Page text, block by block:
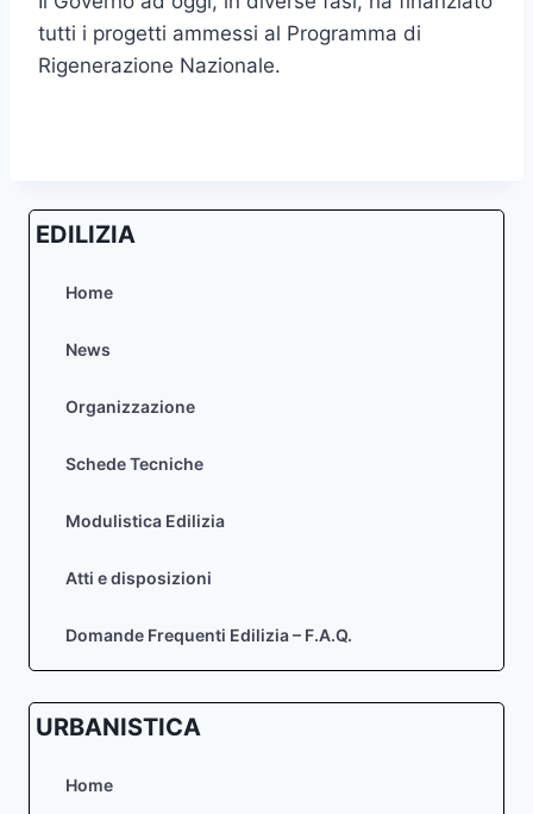
tutti i progetti ammessi al Programma di
Rigenerazione Nazionale.
EDILIZIA
Home
News
Organizzazione
Schede Tecniche
Modulistica Edilizia
Atti e disposizioni
Domande Frequenti Edilizia – F.A.Q.
URBANISTICA
Home